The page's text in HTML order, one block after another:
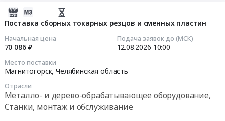
2026-
Поставка сборных токарных резцов и сменных пластин
Начальная цена
70 086 ₽
Подача заявок до (МСК)
12.08.2026 10:00
Место поставки
Магнитогорск,Челябинская область
Отрасли
Металло- и дерево-обрабатывающее оборудование,
Станки, монтаж и обслуживание